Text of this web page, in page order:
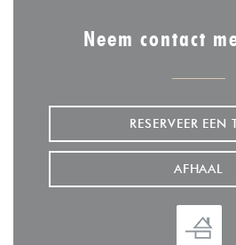
Neem contact
RESERVEER EEN
AFHAAL